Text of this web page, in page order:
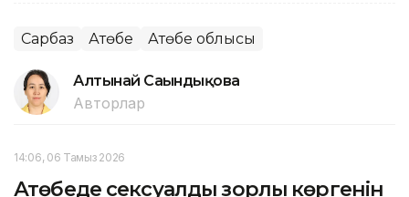
Сарбаз Ақтөбе Ақтөбе облысы
Алтынай Сағындықова
Авторлар
14:06, 06 Тамыз 2026
Ақтөбеде сексуалдық зорлық көргенін